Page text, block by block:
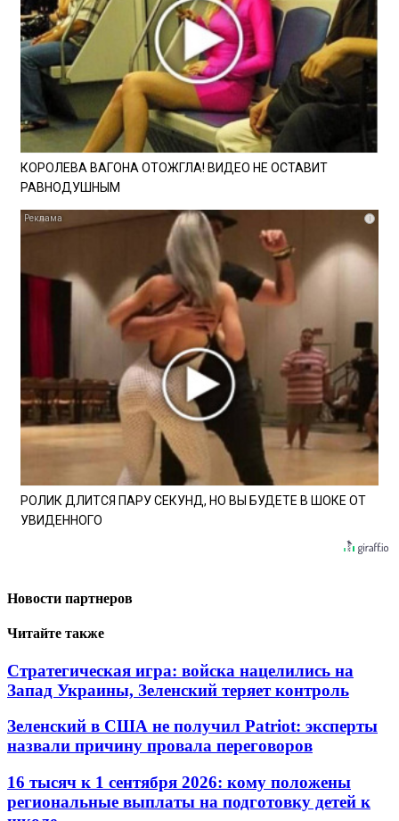
КОРОЛЕВА ВАГОНА ОТОЖГЛА! ВИДЕО НЕ ОСТАВИТ
РАВНОДУШНЫМ
i
РОЛИК ДЛИТСЯ ПАРУ СЕКУНД, НО ВЫ БУДЕТЕ В ШОКЕ ОТ
УВИДЕННОГО
Новости партнеров
Читайте также
Стратегическая игра: войска нацелились на
Запад Украины, Зеленский теряет контроль
Зеленский в США не получил Patriot: эксперты
назвали причину провала переговоров
16 тысяч к 1 сентября 2026: кому положены
региональные выплаты на подготовку детей к